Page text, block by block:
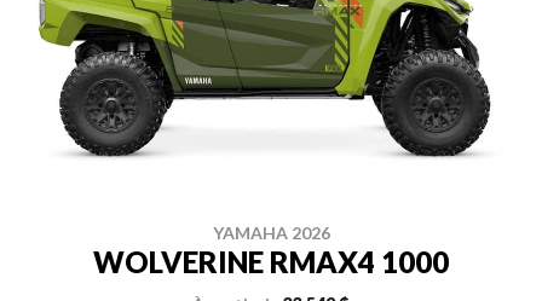
YAMAHA 2026
WOLVERINE RMAX4 1000